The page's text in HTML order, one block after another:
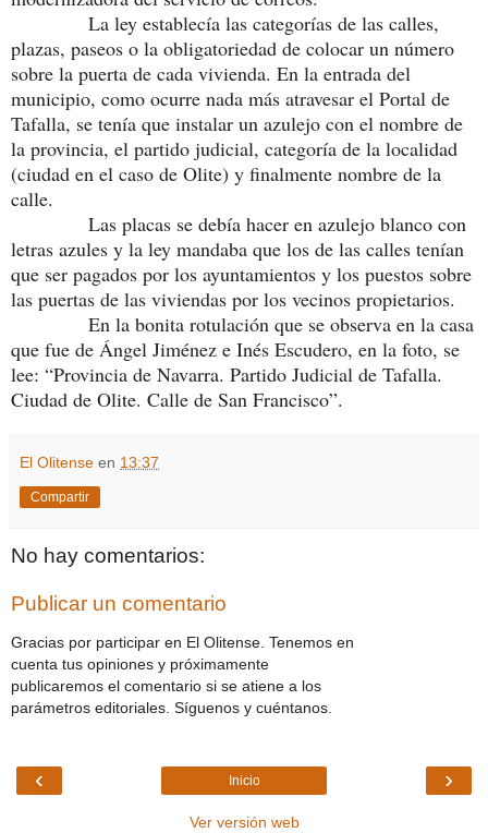
La ley establecía las categorías de las calles,
plazas, paseos o la obligatoriedad de colocar un número
sobre la puerta de cada vivienda. En la entrada del
municipio, como ocurre nada más atravesar el Portal de
Tafalla, se tenía que instalar un azulejo con el nombre de
la provincia, el partido judicial, categoría de la localidad
(ciudad en el caso de Olite) y finalmente nombre de la
calle.
Las placas se debía hacer en azulejo blanco con
letras azules y la ley mandaba que los de las calles tenían
que ser pagados por los ayuntamientos y los puestos sobre
las puertas de las viviendas por los vecinos propietarios.
En la bonita rotulación que se observa en la casa
que fue de Ángel Jiménez e Inés Escudero, en la foto, se
lee: “Provincia de Navarra. Partido Judicial de Tafalla.
Ciudad de Olite. Calle de San Francisco”.
El Olitense en 13:37
Compartir
No hay comentarios:
Publicar un comentario
Gracias por participar en El Olitense. Tenemos en
cuenta tus opiniones y próximamente
publicaremos el comentario si se atiene a los
parámetros editoriales. Síguenos y cuéntanos.
‹ ›
Inicio
Ver versión web